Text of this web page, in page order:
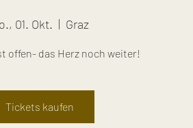
01. Okt.
  |
Graz
offen- das Herz noch weiter!
Tickets kaufen